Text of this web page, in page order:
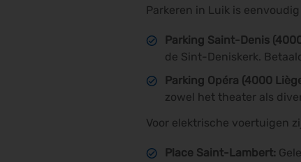
Parkeren in Luik is
Parking Saint-Denis
de Sint-Deniskerk.
Parking Opéra (4000
zowel het theater als
Voor elektrische voertuigen
Place Saint-Lambert: